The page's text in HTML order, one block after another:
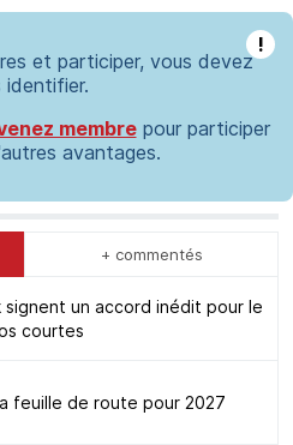
!
et participer, vous devez
identifier.
membrepour participer
avantages.
+ commentés
signent un accord inédit pour le
courtes
feuille de route pour 2027